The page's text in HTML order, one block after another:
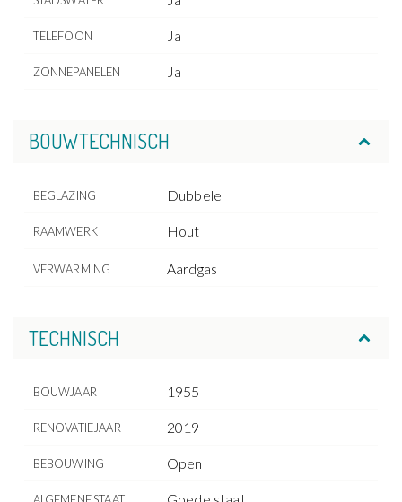
TELEFOON Ja
ZONNEPANELEN Ja
BOUWTECHNISCH
BEGLAZING Dubbele
RAAMWERK Hout
VERWARMING Aardgas
TECHNISCH
BOUWJAAR 1955
RENOVATIEJAAR 2019
BEBOUWING Open